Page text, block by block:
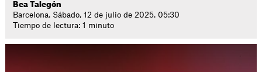
Bea Talegón
Barcelona. Sábado, 12 de julio de 2025. 05:30
Tiempo de lectura: 1 minuto